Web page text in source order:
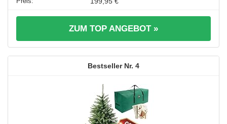
ZUM TOP ANGEBOT »
4